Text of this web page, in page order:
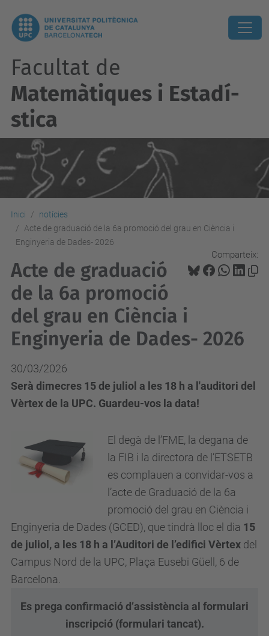
Facultat de
Matemàtiques i Estadí­
stica
Inici
notícies
Acte de graduació de la 6a promoció del grau en Ciència i
Enginyeria de Dades- 2026
Comparteix:
Acte de graduació
de la 6a promoció
del grau en Ciència i
Enginyeria de Dades- 2026
30/03/2026
Serà dimecres 15 de juliol a les 18 h a l'auditori del
Vèrtex de la UPC. Guardeu-vos la data!
El degà de l’FME, la degana de
la FIB i la directora de l’ETSETB
es complauen a convidar-vos a
l’acte de Graduació de la 6a
promoció del grau en Ciència i
Enginyeria de Dades (GCED), que tindrà lloc el dia 15
de juliol, a les 18 h a l’Auditori de l’edifici Vèrtex del
Campus Nord de la UPC, Plaça Eusebi Güell, 6 de
Barcelona.
Es prega confirmació d’assistència al formulari
inscripció (formulari tancat).